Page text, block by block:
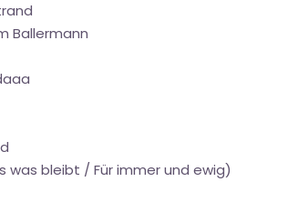
Ballermann
was bleibt / Für immer und ewig)